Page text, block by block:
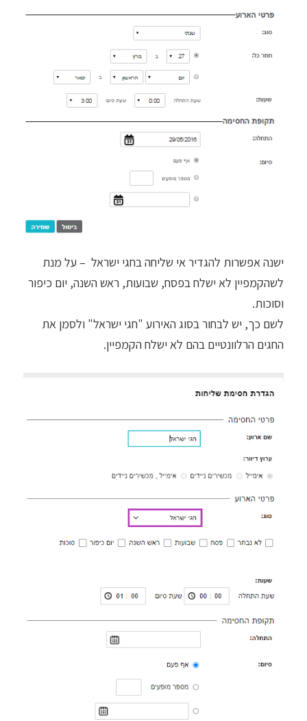
ישנה אפשרות להגדיר אי שליחה בחגי ישראל – על מנת
לשהקמפיין לא ישלח בפסח, שבועות, ראש השנה, יום כיפור
וסוכות.
לשם כך, יש לבחור בסוג האירוע "חגי ישראל" ולסמן את
החגים הרלוונטיים בהם לא ישלח הקמפיין.